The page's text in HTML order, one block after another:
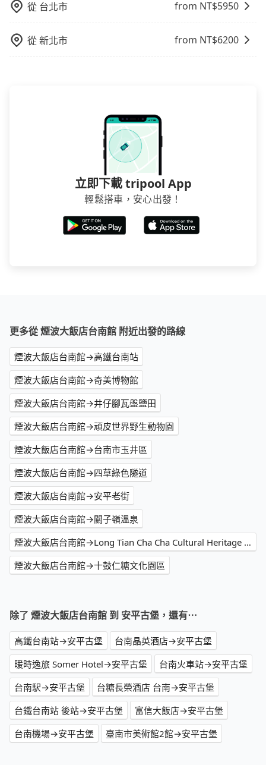
從 台北市 from NT$5950
從新北市 from NT$6200
立即下載 tripool App
輕鬆搭車，安心出發！
更多從 煙波大飯店台南館 附近出發的路線
煙波大飯店台南館→高鐵台南站
煙波大飯店台南館→奇美博物館
煙波大飯店台南館→井仔腳瓦盤鹽田
煙波大飯店台南館→頑皮世界野生動物園
煙波大飯店台南館→台南市玉井區
煙波大飯店台南館→四草綠色隧道
煙波大飯店台南館→安平老街
煙波大飯店台南館→關子嶺溫泉
煙波大飯店台南館→Long Tian Cha Cha Cultural Heritage Area
煙波大飯店台南館→十鼓仁糖文化園區
除了 煙波大飯店台南館 到 安平古堡，還有⋯
高鐵台南站→安平古堡
台南晶英酒店→安平古堡
暖時逸旅 Somer Hotel→安平古堡
台南火車站→安平古堡
台南駅→安平古堡
台糖長榮酒店 台南→安平古堡
台鐵台南站 後站→安平古堡
富信大飯店→安平古堡
台南機場→安平古堡
臺南市美術館2館→安平古堡